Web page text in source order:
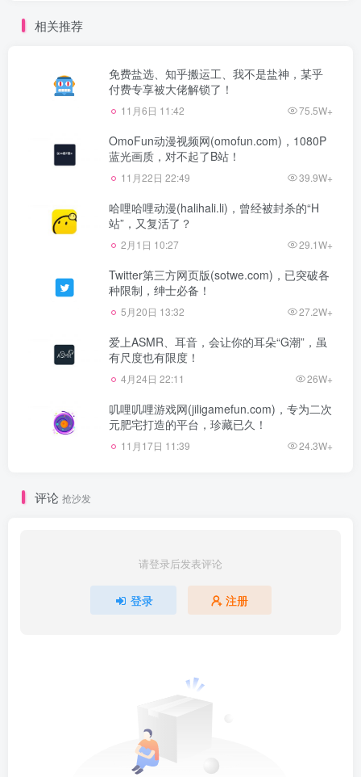
相关推荐
免费盐选、知乎搬运工、我不是盐神，某乎
付费专享被大佬解锁了！
11月6日 11:42 75.5W+
OmoFun动漫视频网(omofun.com)，1080P
蓝光画质，对不起了B站！
11月22日 22:49 39.9W+
哈哩哈哩动漫(halihali.li)，曾经被封杀的“H
站”，又复活了？
2月1日 10:27 29.1W+
Twitter第三方网页版(sotwe.com)，已突破各
种限制，绅士必备！
5月20日 13:32 27.2W+
爱上ASMR、耳音，会让你的耳朵“G潮”，虽
有尺度也有限度！
4月24日 22:11 26W+
叽哩叽哩游戏网(jiligamefun.com)，专为二次
元肥宅打造的平台，珍藏已久！
11月17日 11:39 24.3W+
评论 抢沙发
请登录后发表评论
登录 注册